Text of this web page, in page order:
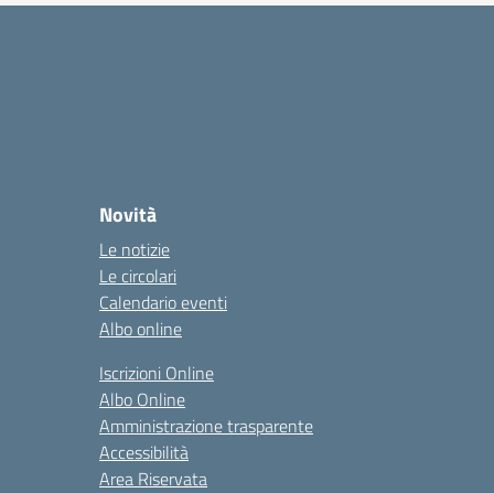
Novità
Le notizie
Le circolari
Calendario eventi
Albo online
Iscrizioni Online
Albo Online
Amministrazione trasparente
Accessibilità
Area Riservata